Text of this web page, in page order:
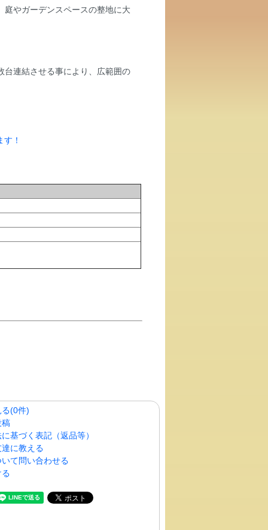
やガーデンスペースの整地に大
台連結させる事により、広範囲の
！
(0件)
基づく表記（返品等）
に教える
て問い合わせる